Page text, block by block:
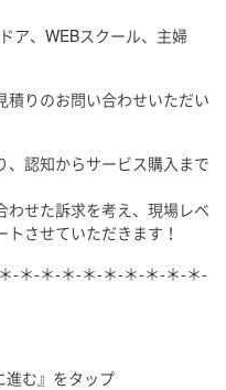
ア、WEBスクール、主婦
積りのお問い合わせいただい
、認知からサービス購入まで
わせた訴求を考え、現場レベ
させていただきます！
-＊-＊-＊-＊-＊-＊-＊-＊-＊-
進む』をタップ